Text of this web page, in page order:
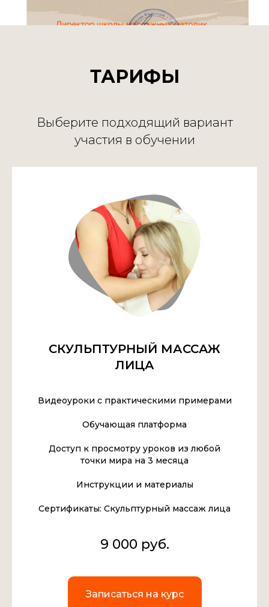
ТАРИФЫ
Выберите подходящий вариант
участия в обучении
СКУЛЬПТУРНЫЙ МАССАЖ
ЛИЦА
Видеоуроки с практическими примерами
Обучающая платформа
Доступ к просмотру уроков из любой
точки мира на 3 месяца
Инструкции и материалы
Сертификаты: Скульптурный массаж лица
9 000 руб.
Записаться на курс